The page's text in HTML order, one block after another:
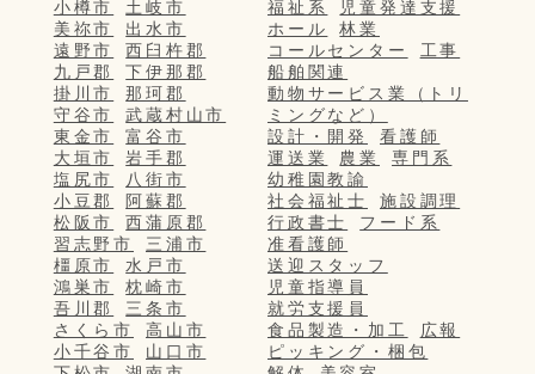
小樽市
土岐市
美祢市
出水市
遠野市
西臼杵郡
九戸郡
下伊那郡
掛川市
那珂郡
守谷市
武蔵村山市
東金市
富谷市
大垣市
岩手郡
塩尻市
八街市
小豆郡
阿蘇郡
松阪市
西蒲原郡
習志野市
三浦市
橿原市
水戸市
鴻巣市
枕崎市
吾川郡
三条市
さくら市
高山市
小千谷市
山口市
福祉系
児童発達支援
ホール
林業
コールセンター
工事
船舶関連
動物サービス業（トリ
ミングなど）
設計・開発
看護師
運送業
農業
専門系
幼稚園教諭
社会福祉士
施設調理
行政書士
フード系
准看護師
送迎スタッフ
児童指導員
就労支援員
食品製造・加工
広報
ピッキング・梱包